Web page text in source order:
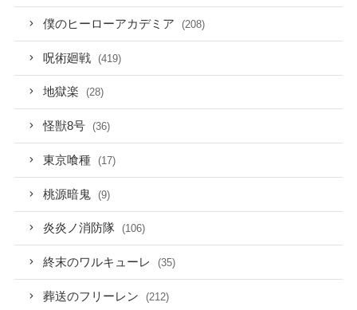
僕のヒーローアカデミア (208)
呪術廻戦 (419)
地獄楽 (28)
怪獣8号 (36)
東京喰種 (17)
桃源暗鬼 (9)
炎炎ノ消防隊 (106)
終末のワルキューレ (35)
葬送のフリーレン (212)